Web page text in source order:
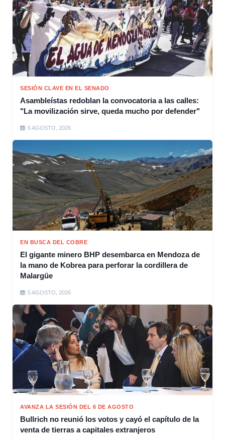
SESIÓN CLAVE EN EL SENADO
Asambleístas redoblan la convocatoria a las calles:
"La movilización sirve, queda mucho por defender"
6 AGOSTO, 2026
EN BUSCA DEL COBRE
El gigante minero BHP desembarca en Mendoza de
la mano de Kobrea para perforar la cordillera de
Malargüe
5 AGOSTO, 2026
AVANZA LA SESIÓN DEL 6 DE AGOSTO
Bullrich no reunió los votos y cayó el capítulo de la
venta de tierras a capitales extranjeros